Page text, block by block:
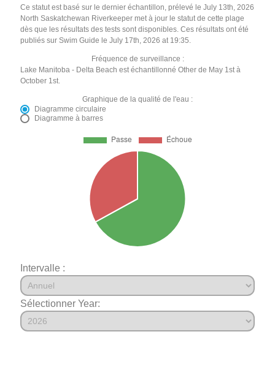
Ce statut est basé sur le dernier échantillon, prélevé le July 13th, 2026
North Saskatchewan Riverkeeper met à jour le statut de cette plage
dès que les résultats des tests sont disponibles. Ces résultats ont été
publiés sur Swim Guide le July 17th, 2026 at 19:35.
Fréquence de surveillance :
Lake Manitoba - Delta Beach est échantillonné Other de May 1st à
October 1st.
Graphique de la qualité de l'eau :
Diagramme circulaire
Diagramme à barres
Intervalle :
Sélectionner Year: